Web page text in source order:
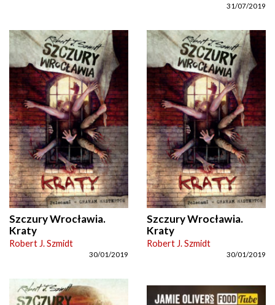
31/07/2019
Szczury Wrocławia.
Kraty
Robert J. Szmidt
30/01/2019
Szczury Wrocławia.
Kraty
Robert J. Szmidt
30/01/2019